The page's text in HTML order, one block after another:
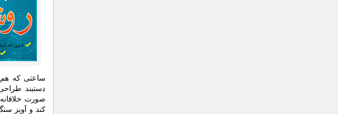
ساعتی که
دستبند
صورت
کند و آویز